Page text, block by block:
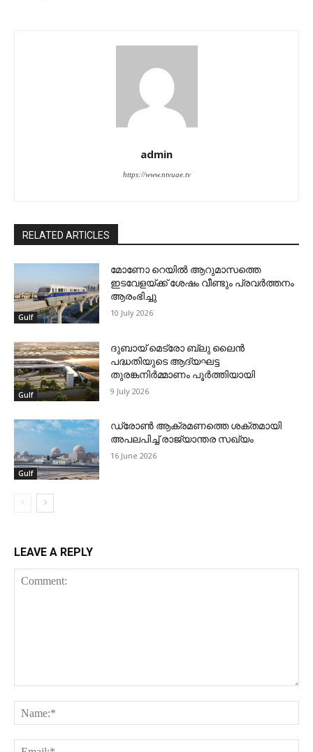
admin
https://www.ntvuae.tv
RELATED ARTICLES
Gulf
മോണോ റെയില്‍ ആറുമാസത്തെ
ഇടവേളയ്ക്ക് ശേഷം വീണ്ടും പ്രവര്‍ത്തനം
ആരംഭിച്ചു
10 July 2026
Gulf
ദുബായ് മെട്രോ ബ്ലു ലൈന്‍
പദ്ധതിയുടെ ആദ്യഘട്ട
തുരങ്കനിര്‍മ്മാണം പൂര്‍ത്തിയായി
9 July 2026
Gulf
ഡ്രോണ്‍ ആക്രമണത്തെ ശക്തമായി
അപലപിച്ച് രാജ്യാന്തര സഖ്യം
16 June 2026
LEAVE A REPLY